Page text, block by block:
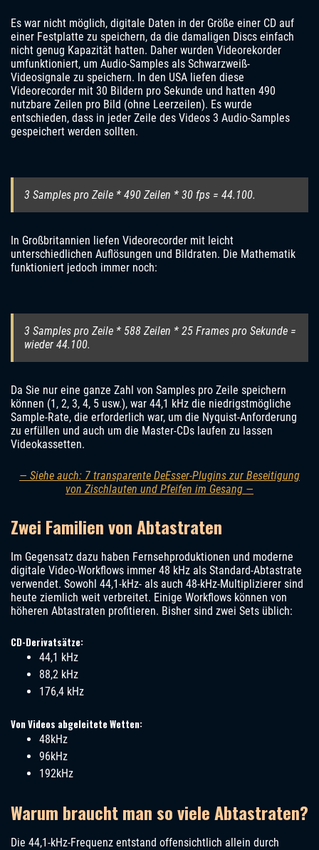
Es war nicht möglich, digitale Daten in der Größe einer CD auf
einer Festplatte zu speichern, da die damaligen Discs einfach
nicht genug Kapazität hatten. Daher wurden Videorekorder
umfunktioniert, um Audio-Samples als Schwarzweiß-
Videosignale zu speichern. In den USA liefen diese
Videorecorder mit 30 Bildern pro Sekunde und hatten 490
nutzbare Zeilen pro Bild (ohne Leerzeilen). Es wurde
entschieden, dass in jeder Zeile des Videos 3 Audio-Samples
gespeichert werden sollten.
3 Samples pro Zeile * 490 Zeilen * 30 fps = 44.100.
In Großbritannien liefen Videorecorder mit leicht
unterschiedlichen Auflösungen und Bildraten. Die Mathematik
funktioniert jedoch immer noch:
3 Samples pro Zeile * 588 Zeilen * 25 Frames pro Sekunde =
wieder 44.100.
Da Sie nur eine ganze Zahl von Samples pro Zeile speichern
können (1, 2, 3, 4, 5 usw.), war 44,1 kHz die niedrigstmögliche
Sample-Rate, die erforderlich war, um die Nyquist-Anforderung
zu erfüllen und auch um die Master-CDs laufen zu lassen
Videokassetten.
— Siehe auch: 7 transparente DeEsser-Plugins zur Beseitigung
von Zischlauten und Pfeifen im Gesang —
Zwei Familien von Abtastraten
Im Gegensatz dazu haben Fernsehproduktionen und moderne
digitale Video-Workflows immer 48 kHz als Standard-Abtastrate
verwendet. Sowohl 44,1-kHz- als auch 48-kHz-Multiplizierer sind
heute ziemlich weit verbreitet. Einige Workflows können von
höheren Abtastraten profitieren. Bisher sind zwei Sets üblich:
CD-Derivatsätze:
44,1 kHz
88,2 kHz
176,4 kHz
Von Videos abgeleitete Wetten:
48kHz
96kHz
192kHz
Warum braucht man so viele Abtastraten?
Die 44,1-kHz-Frequenz entstand offensichtlich allein durch